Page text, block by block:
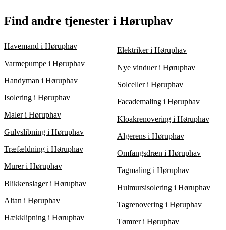
du nemt kontrollere både pris og kvalitetsniveau. Overvej også,
om tagafrensning er inkluderet, da dette er en vigtig del af
Tagmaling er ikke påkrævet for alle typer tag, men det kan
være fordelagtigt for beton- eller tegltagsten, der viser tegn på
indtryk af dit hus. Få 3 tilbud fra eksperter i Høruphav for at
sikre, at du vælger den bedste løsning til dit tag.
Find andre tjenester i Høruphav
Havemand i Høruphav
Varmepumpe i Høruphav
Handyman i Høruphav
Isolering i Høruphav
Maler i Høruphav
Gulvslibning i Høruphav
Træfældning i Høruphav
Murer i Høruphav
Blikkenslager i Høruphav
Altan i Høruphav
Hækklipning i Høruphav
Elektriker i Høruphav
Nye vinduer i Høruphav
Solceller i Høruphav
Facademaling i Høruphav
Kloakrenovering i Høruphav
Algerens i Høruphav
Omfangsdræn i Høruphav
Tagmaling i Høruphav
Hulmursisolering i Høruphav
Tagrenovering i Høruphav
Tømrer i Høruphav